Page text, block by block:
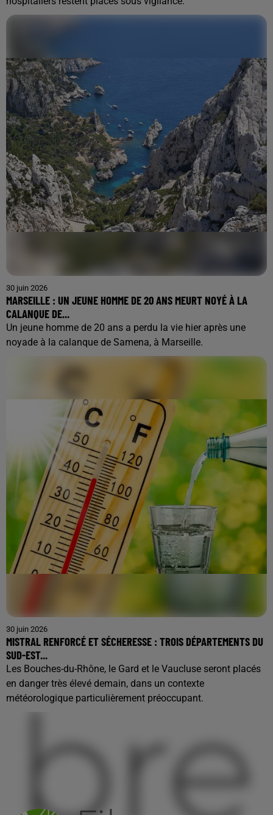
30 juin 2026
MARSEILLE : UN JEUNE HOMME DE 20 ANS MEURT NOYÉ À LA
CALANQUE DE...
Un jeune homme de 20 ans a perdu la vie hier après une
noyade à la calanque de Samena, à Marseille.
30 juin 2026
MISTRAL RENFORCÉ ET SÉCHERESSE : TROIS DÉPARTEMENTS DU
SUD-EST...
Les Bouches-du-Rhône, le Gard et le Vaucluse seront placés
en danger très élevé demain, dans un contexte
météorologique particulièrement préoccupant.